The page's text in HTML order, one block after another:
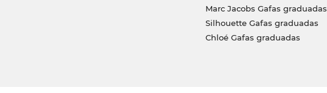
Marc Jacobs Gafas graduadas
Silhouette Gafas graduadas
Chloé Gafas graduadas